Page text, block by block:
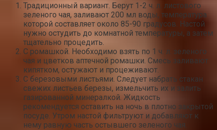
Традиционный вариант. Берут 1-2 ч. л. листового
зеленого чая, заливают 200 мл воды, температура
которой составляет около 85-90 градусов. Настой
нужно остудить до комнатной температуры, а затем
тщательно процедить.
С ромашкой. Необходимо взять по 1 ч. л. зеленого
чая и цветков аптечной ромашки. Смесь заливают
кипятком, остужают и процеживают.
С березовыми листьями. Следует набрать стакан
свежих листьев березы, измельчить их и залить
газированной минералкой. Жидкость
рекомендуется оставить на ночь в плотно закрытой
посуде. Утром настой фильтруют и добавляют к
нему равную часть остывшего зеленого чая.